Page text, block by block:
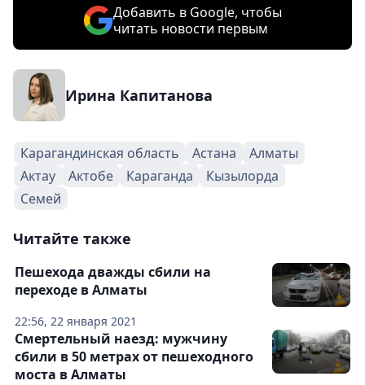
Добавить в Google, чтобы
читать новости первым
Ирина Капитанова
Карагандинская область Астана
Алматы
Актау
Актобе Караганда
Кызылорда
Семей
Читайте также
22:56, 22 января 2021
Пешехода дважды сбили на
переходе в Алматы
Смертельный наезд: мужчину
сбили в 50 метрах от пешеходного
моста в Алматы